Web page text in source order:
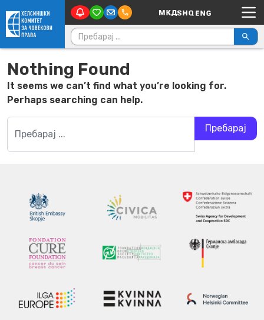
Skip to content Main Navigation
Пребарувај за:
Nothing Found
It seems we can’t find what you’re looking for.
Perhaps searching can help.
Пребарувај за: